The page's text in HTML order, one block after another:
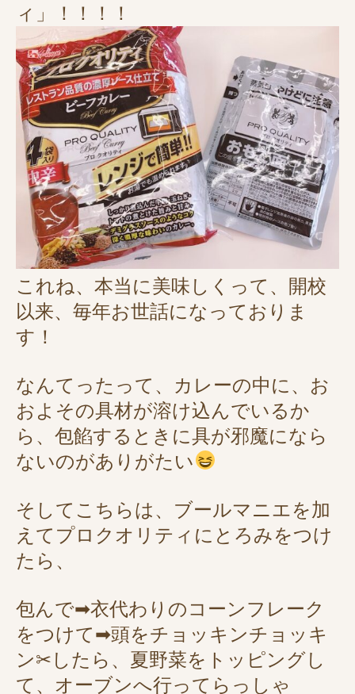
ィ」！！！！
これね、本当に美味しくって、開校
以来、毎年お世話になっておりま
す！
なんてったって、カレーの中に、お
およその具材が溶け込んでいるか
ら、包餡するときに具が邪魔になら
ないのがありがたい
そしてこちらは、ブールマニエを加
えてプロクオリティにとろみをつけ
たら、
包んで➡衣代わりのコーンフレーク
をつけて➡頭をチョッキンチョッキ
ン✂したら、夏野菜をトッピングし
て、オーブンへ行ってらっしゃ